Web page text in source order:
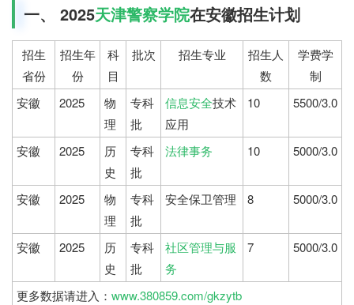
一、 2025天津警察学院在安徽招生计划
招生
省份
招生年
份
科
目
批次 招生专业
招生人
数
学费学
制
安徽
2025
物
理
专科
批
信息安全技术
应用
10 5500/3.0
安徽 2025
历
史
专科
批
法律事务 10 5000/3.0
安徽 2025
物
理
专科
批
安全保卫管理 8 5000/3.0
安徽 2025
历
史
专科
批
社区管理与服
务
7 5000/3.0
更多数据请进入： www.380859.com/gkzytb